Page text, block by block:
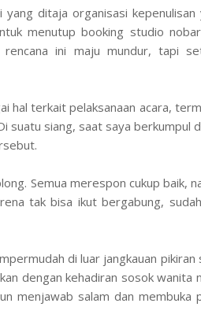
ditaja organisasi kepenulisan
menutup booking studio
ini maju mundur, tapi
hal terkait pelaksanaan acara,
suatu siang, saat saya berkumpul
Semua merespon cukup baik,
tak bisa ikut bergabung,
di luar jangkauan pikiran
dengan kehadiran sosok wanita
menjawab salam dan membuka